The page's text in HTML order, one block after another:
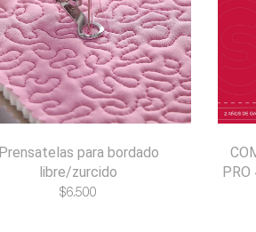
Prensatelas para bordado
libre/zurcido
$6.500